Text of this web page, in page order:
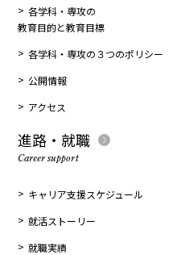
各学科・専攻の
教育目的と教育目標
各学科・専攻の３つのポリシー
公開情報
アクセス
進路・就職
Career support
キャリア支援スケジュール
就活ストーリー
就職実績